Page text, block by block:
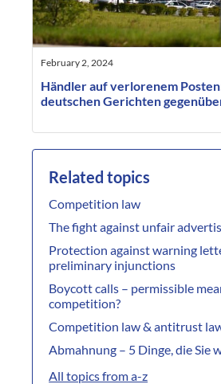
February 2, 2024
Händler auf verlorenem
deutschen Gerichten
Related topics
Competition law
The fight against unfair
Protection against warning
preliminary injunctions
Boycott calls – permissible
competition?
Competition law & antitrust
Abmahnung – 5 Dinge, die Sie
All topics from a-z